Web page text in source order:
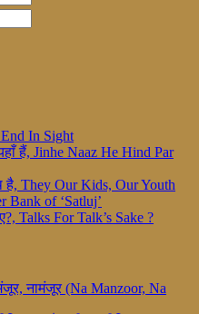
In Sight
हैं, Jinhe Naaz He Hind Par
है, They Our Kids, Our Youth
Bank of ‘Satluj’
Talks For Talk’s Sake ?
नामंजूर (Na Manzoor, Na